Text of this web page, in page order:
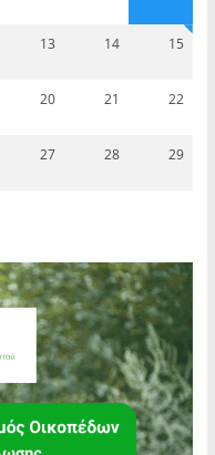
13 14 15
20 21 22
27 28 29